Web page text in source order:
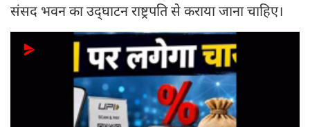
संसद भवन का उद्‍घाटन राष्ट्रपति से कराया जाना चाहिए।